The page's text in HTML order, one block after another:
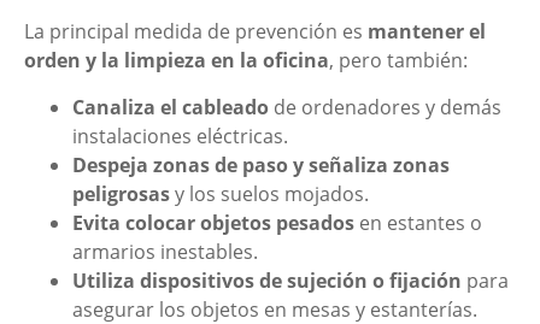
La principal medida de prevención es mantener el
orden y la limpieza en la oficina, pero también:
Canaliza el cableado de ordenadores y demás
instalaciones eléctricas.
Despeja zonas de paso y señaliza zonas
peligrosasy los suelos mojados.
Evita colocar objetos pesados en estantes o
armarios inestables.
Utiliza dispositivos de sujeción o fijación para
asegurar los objetos en mesas y estanterías.